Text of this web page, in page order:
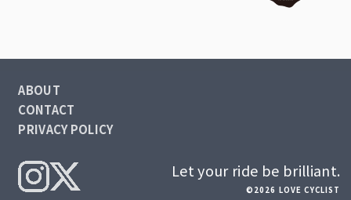
ABOUT
CONTACT
PRIVACY POLICY
Let your ride be brilliant.
©2026 LOVE CYCLIST